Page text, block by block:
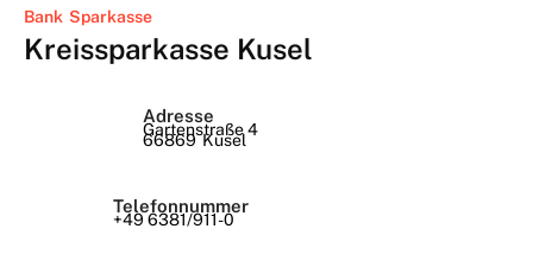
Bank Sparkasse
Kreissparkasse Kusel
Adresse
Gartenstraße 4
66869 Kusel
Telefonnummer
+49 6381/911-0